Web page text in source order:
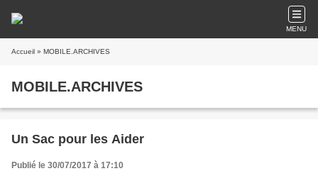
MENU
Accueil » MOBILE.ARCHIVES
MOBILE.ARCHIVES
Un Sac pour les Aider
Publié le 30/07/2017 à 17:10